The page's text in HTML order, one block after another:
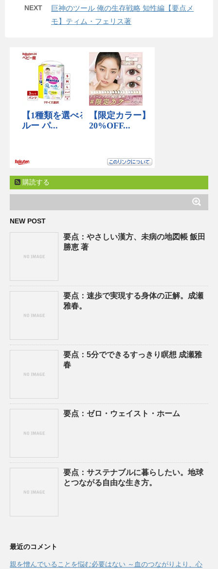
NEXT
巨神のツール 俺の生存戦略 知性編【要点メ
モ】ティム・フェリス著
購読する
NEW POST
要点：やさしい漢方、未病の地図帳 飯田
勝恵 著
要点：速歩で実現する身体の正解。成瀬
雅春。
要点：5分でできるすっきり瞑想 成瀬雅
春
要点：ゼロ・ウェイスト・ホーム
要点：サステナブルに暮らしたい。地球
とつながる自由な生き方。
最近のコメント
親を憎んでいることを悩む必要はない ～血のつながりより、心